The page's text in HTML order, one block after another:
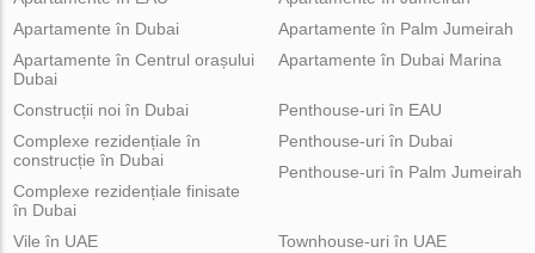
Apartamente în Dubai
Apartamente în Centrul orașului
Dubai
Apartamente în Palm Jumeirah
Apartamente în Dubai Marina
Construcții noi în Dubai
Complexe rezidențiale în
construcție în Dubai
Complexe rezidențiale finisate
în Dubai
Penthouse-uri în EAU
Penthouse-uri în Dubai
Penthouse-uri în Palm Jumeirah
Vile în UAE
Townhouse-uri în UAE